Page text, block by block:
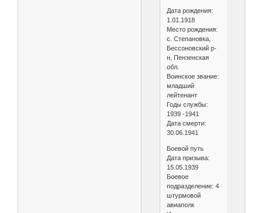
Дата рождения:
1.01.1918
Место рождения:
с. Степановка,
Бессоновский р-
н, Пензенская
обл.
Воинское звание:
младший
лейтенант
Годы службы:
1939 -1941
Дата смерти:
30.06.1941
Боевой путь
Дата призыва:
15.05.1939
Боевое
подразделение: 4
штурмовой
авиаполк